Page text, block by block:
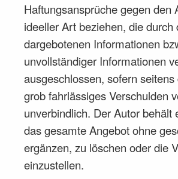
Haftungsansprüche gegen den
ideeller Art beziehen, die
dargebotenen Informationen
unvollständiger Informationen
ausgeschlossen, sofern
grob fahrlässiges Verschulden
unverbindlich. Der Autor behält
das gesamte Angebot ohne
ergänzen, zu löschen oder die
einzustellen.